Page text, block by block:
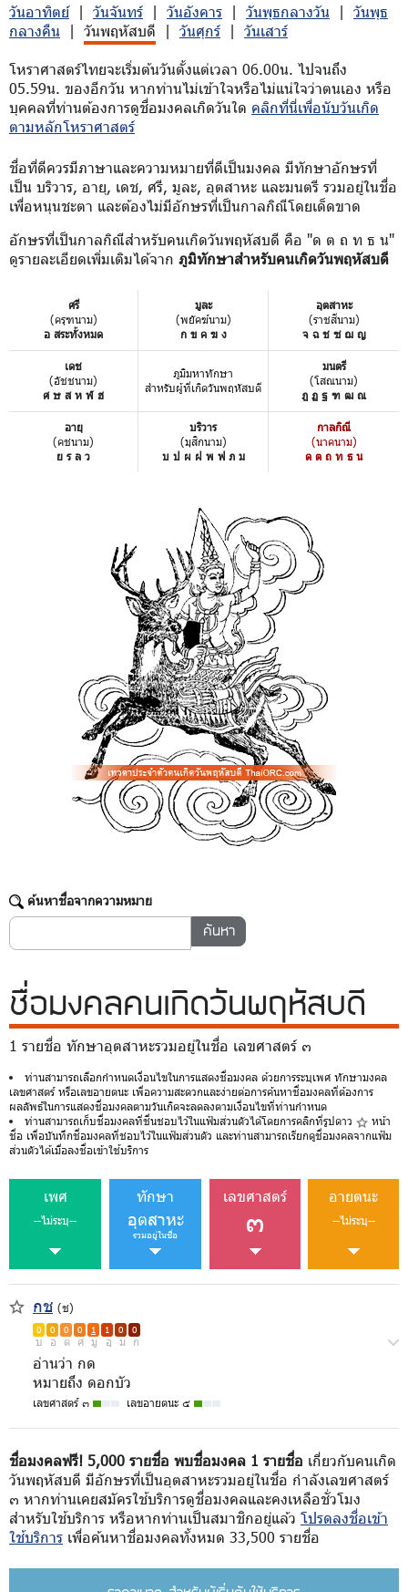
วันอาทิตย์| วันจันทร์ | วันอังคาร | วันพุธกลางวัน | วันพุธ
กลางคืน | วันพฤหัสบดี | วันศุกร์ | วันเสาร์
โหราศาสตร์ไทยจะเริ่มต้นวันตั้งแต่เวลา 06.00น. ไปจนถึง
05.59น. ของอีกวัน หากท่านไม่เข้าใจหรือไม่แน่ใจว่าตนเอง หรือ
บุคคลที่ท่านต้องการดูชื่อมงคลเกิดวันใด คลิกที่นี่เพื่อนับวันเกิด
ตามหลักโหราศาสตร์
ชื่อที่ดีควรมีภาษาและความหมายที่ดีเป็นมงคล มีทักษาอักษรที่
เป็น บริวาร, อายุ, เดช, ศรี, มูละ, อุตสาหะ และมนตรี รวมอยู่ในชื่อ
เพื่อหนุนชะตา และต้องไม่มีอักษรที่เป็นกาลกิณีโดยเด็ดขาด
อักษรที่เป็นกาลกิณีสำหรับคนเกิดวันพฤหัสบดี คือ "ด ต ถ ท ธ น"
ดูรายละเอียดเพิ่มเติมได้จาก ภูมิทักษาสำหรับคนเกิดวันพฤหัสบดี
ศรี
(ครุฑนาม)
อ สระทั้งหมด
มูละ
(พยัคฆ์นาม)
ก ข ค ฆ ง
อุตสาหะ
(ราชสีนาม)
จ ฉ ช ซ ฌ ญ
เดช
(อัชชนาม)
ศ ษ ส ห ฬ ฮ
ภูมิมหาทักษา
สำหรับผู้ที่เกิดวันพฤหัสบดี
มนตรี
(โสณนาม)
ฎ ฏ ฐ ฑ ฒ ณ
อายุ
(คชนาม)
ย ร ล ว
บริวาร
(มุสิกนาม)
บ ป ผ ฝ พ ฟ ภ ม
กาลกิณี
(นาคนาม)
ด ต ถ ท ธ น
ค้นหาชื่อจากความหมาย
ชื่อมงคลคนเกิดวันพฤหัสบดี
1 รายชื่อ ทักษาอุตสาหะรวมอยู่ในชื่อ เลขศาสตร์ ๓
ท่านสามารถเลือกกำหนดเงื่อนไขในการแสดงชื่อมงคล ด้วยการระบุเพศ ทักษามงคล
เลขศาสตร์ หรือเลขอายตนะ เพื่อความสะดวกและง่ายต่อการค้นหาชื่อมงคลที่ต้องการ
ผลลัพธ์ในการแสดงชื่อมงคลตามวันเกิดจะลดลงตามเงื่อนไขที่ท่านกำหนด
ท่านสามารถเก็บชื่อมงคลที่ชื่นชอบไว้ในแฟ้มส่วนตัวได้โดยการคลิกที่รูปดาว
หน้า
ชื่อ เพื่อบันทึกชื่อมงคลที่ชอบไว้ในแฟ้มส่วนตัว และท่านสามารถเรียกดูชื่อมงคลจากแฟ้ม
ส่วนตัวได้เมื่อลงชื่อเข้าใช้บริการ
เพศ
--ไม่ระบุ--
ทักษา
อุตสาหะ
รวมอยู่ในชื่อ
เลขศาสตร์
๓
อายตนะ
--ไม่ระบุ--
กช (ช)
0 0 0 0 1 1 0 0
บ อ ด ศ มู อุ ม ก
อ่านว่า กด
หมายถึง ดอกบัว
เลขศาสตร์ ๓ เลขอายตนะ ๕
ชื่อมงคลฟรี! 5,000 รายชื่อ พบชื่อมงคล 1 รายชื่อ เกี่ยวกับคนเกิด
วันพฤหัสบดี มีอักษรที่เป็นอุตสาหะรวมอยู่ในชื่อ กำลังเลขศาสตร์
๓ หากท่านเคยสมัครใช้บริการดูชื่อมงคลและคงเหลือชั่วโมง
สำหรับใช้บริการ หรือหากท่านเป็นสมาชิกอยู่แล้ว โปรดลงชื่อเข้า
ใช้บริการ เพื่อค้นหาชื่อมงคลทั้งหมด 33,500 รายชื่อ